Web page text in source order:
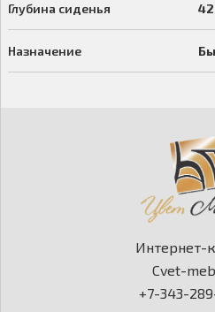
Глубина сиденья
Назначение
Интернет-
Cvet-
+7-343-